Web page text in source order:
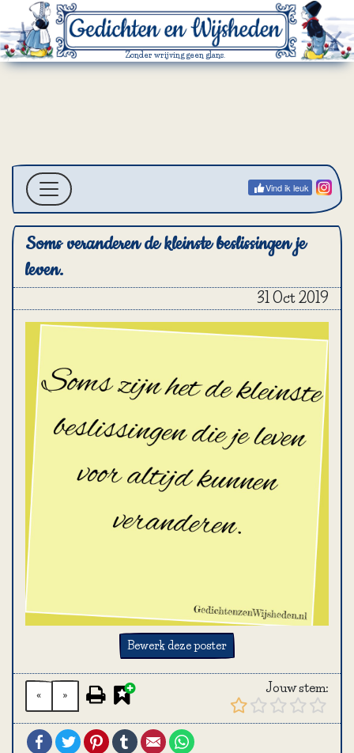
Zonder wrijving geen glans.
Vind ik leuk
Soms veranderen de kleinste beslissingen je
leven.
31 Oct 2019
Bewerk deze poster
« »
Jouw stem:
FacebookTwitterPinterestTumblrEmail